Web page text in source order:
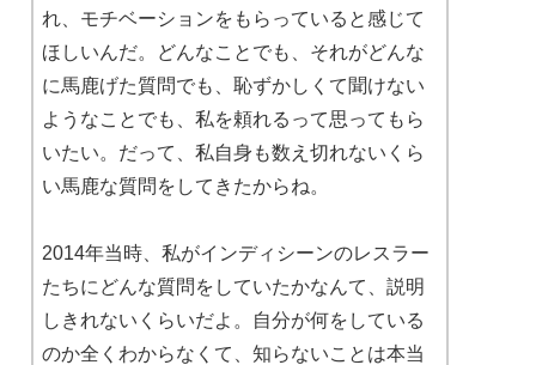
れ、モチベーションをもらっていると感じて
ほしいんだ。どんなことでも、それがどんな
に馬鹿げた質問でも、恥ずかしくて聞けない
ようなことでも、私を頼れるって思ってもら
いたい。だって、私自身も数え切れないくら
い馬鹿な質問をしてきたからね。
2014年当時、私がインディシーンのレスラー
たちにどんな質問をしていたかなんて、説明
しきれないくらいだよ。自分が何をしている
のか全くわからなくて、知らないことは本当